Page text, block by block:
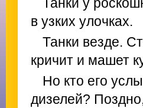
в узких улочках.
Танки везде.
кричит и машет
Но кто его
дизелей?